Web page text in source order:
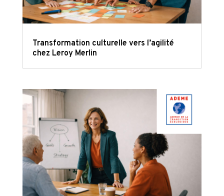
Transformation culturelle vers l’agilité
chez Leroy Merlin